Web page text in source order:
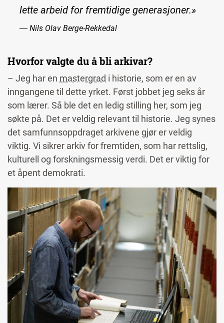
lette arbeid for fremtidige generasjoner.»
― Nils Olav Berge-Rekkedal
Hvorfor valgte du å bli arkivar?
– Jeg har en mastergrad i historie, som er en av
inngangene til dette yrket. Først jobbet jeg seks år
som lærer. Så ble det en ledig stilling her, som jeg
søkte på. Det er veldig relevant til historie. Jeg synes
det samfunnsoppdraget arkivene gjør er veldig
viktig. Vi sikrer arkiv for fremtiden, som har rettslig,
kulturell og forskningsmessig verdi. Det er viktig for
et åpent demokrati.
Image